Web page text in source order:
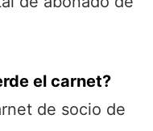
el carnet?
de socio de